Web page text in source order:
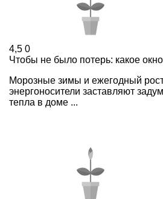
4,5 0
Чтобы не было потерь: какое
Морозные зимы и ежегодный
энергоносители заставляют
тепла в доме ...